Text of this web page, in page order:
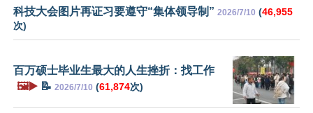
科技大会图片再证习要遵守“集体领导制” 2026/7/10 (46,955
次)
百万硕士毕业生最大的人生挫折：找工作
🖼️▶️ 📝 2026/7/10 (61,874次)